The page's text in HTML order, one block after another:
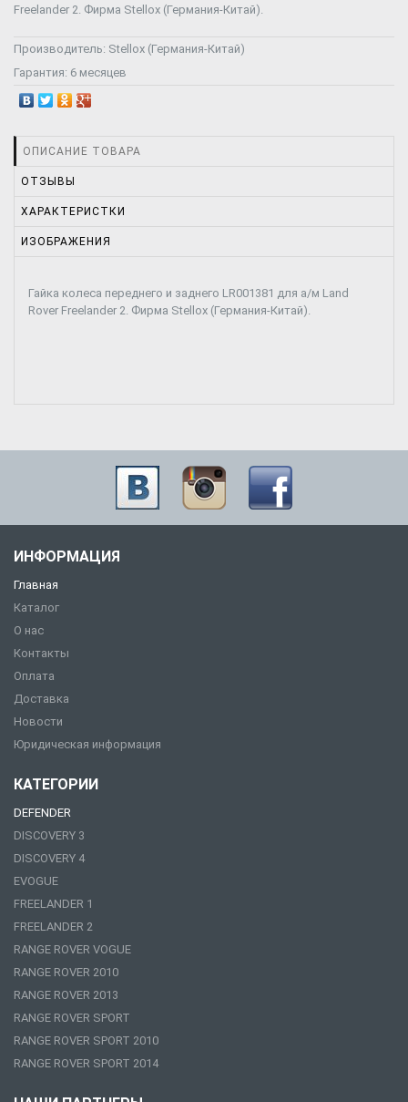
Freelander 2. Фирма Stellox (Германия-Китай).
Производитель: Stellox (Германия-Китай)
Гарантия: 6 месяцев
ОПИСАНИЕ ТОВАРА
ОТЗЫВЫ
ХАРАКТЕРИСТКИ
ИЗОБРАЖЕНИЯ
Гайка колеса переднего и заднего LR001381 для а/м Land
Rover Freelander 2. Фирма Stellox (Германия-Китай).
ИНФОРМАЦИЯ
Главная
Каталог
О нас
Контакты
Оплата
Доставка
Новости
Юридическая информация
КАТЕГОРИИ
DEFENDER
DISCOVERY 3
DISCOVERY 4
EVOGUE
FREELANDER 1
FREELANDER 2
RANGE ROVER VOGUE
RANGE ROVER 2010
RANGE ROVER 2013
RANGE ROVER SPORT
RANGE ROVER SPORT 2010
RANGE ROVER SPORT 2014